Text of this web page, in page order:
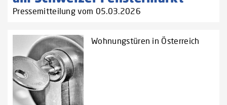
Pressemitteilung vom 05.03.2026
Wohnungstüren in Österreich